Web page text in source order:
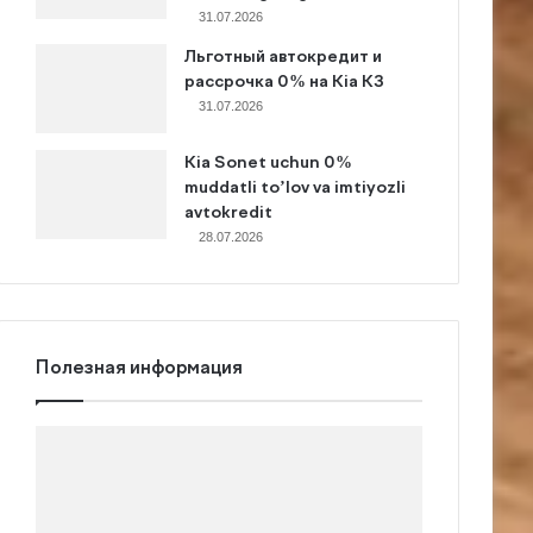
31.07.2026
Льготный автокредит и
рассрочка 0% на Kia K3
31.07.2026
Kia Sonet uchun 0%
muddatli to’lov va imtiyozli
avtokredit
28.07.2026
Полезная информация